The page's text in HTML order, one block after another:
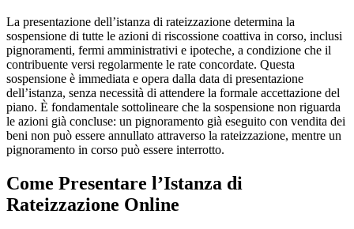
La presentazione dell’istanza di rateizzazione determina la
sospensione di tutte le azioni di riscossione coattiva in corso, inclusi
pignoramenti, fermi amministrativi e ipoteche, a condizione che il
contribuente versi regolarmente le rate concordate. Questa
sospensione è immediata e opera dalla data di presentazione
dell’istanza, senza necessità di attendere la formale accettazione del
piano. È fondamentale sottolineare che la sospensione non riguarda
le azioni già concluse: un pignoramento già eseguito con vendita dei
beni non può essere annullato attraverso la rateizzazione, mentre un
pignoramento in corso può essere interrotto.
Come Presentare l’Istanza di
Rateizzazione Online